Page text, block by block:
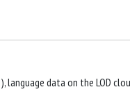
data on the LOD